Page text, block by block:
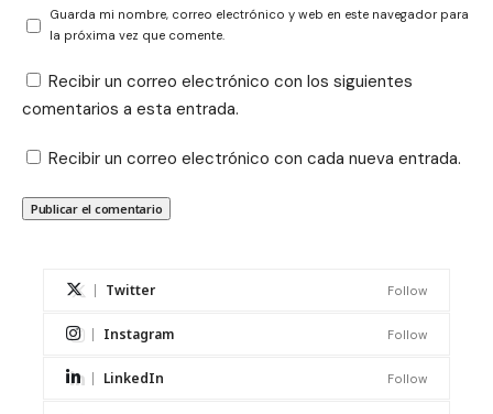
Guarda mi nombre, correo electrónico y web en este navegador para
la próxima vez que comente.
Recibir un correo electrónico con los siguientes
comentarios a esta entrada.
Recibir un correo electrónico con cada nueva entrada.
Twitter Follow
Instagram Follow
LinkedIn Follow